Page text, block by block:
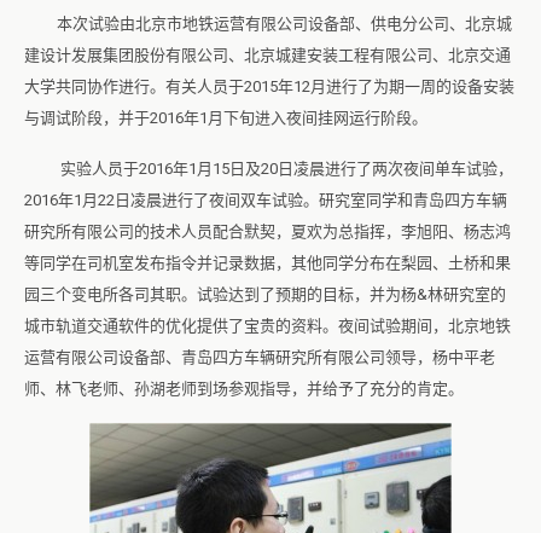
本次试验由北京市地铁运营有限公司设备部、供电分公司、北京城
建设计发展集团股份有限公司、北京城建安装工程有限公司、北京交通
大学共同协作进行。有关人员于2015年12月进行了为期一周的设备安装
与调试阶段，并于2016年1月下旬进入夜间挂网运行阶段。
实验人员于2016年1月15日及20日凌晨进行了两次夜间单车试验，
2016年1月22日凌晨进行了夜间双车试验。研究室同学和青岛四方车辆
研究所有限公司的技术人员配合默契，夏欢为总指挥，李旭阳、杨志鸿
等同学在司机室发布指令并记录数据，其他同学分布在梨园、土桥和果
园三个变电所各司其职。试验达到了预期的目标，并为杨&林研究室的
城市轨道交通软件的优化提供了宝贵的资料。夜间试验期间，北京地铁
运营有限公司设备部、青岛四方车辆研究所有限公司领导，杨中平老
师、林飞老师、孙湖老师到场参观指导，并给予了充分的肯定。